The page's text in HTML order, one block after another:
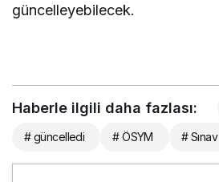
güncelleyebilecek.
Haberle ilgili daha fazlası:
# güncelledi # ÖSYM # Sınav